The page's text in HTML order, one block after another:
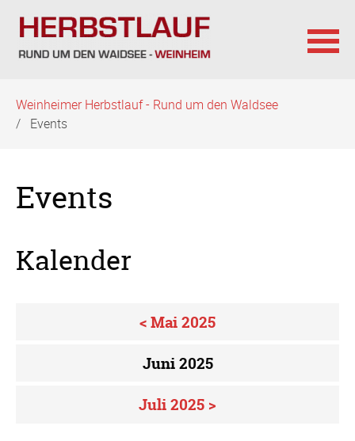
überspringen
Weinheimer Herbstlauf - Rund um den Waldsee
Events
Events
Kalender
< Mai 2025
Juni 2025
Juli 2025 >